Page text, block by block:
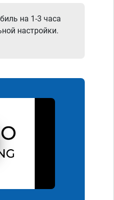
на 1-3 часа
настройки.